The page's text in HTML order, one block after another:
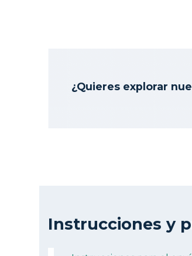
¿Quieres explorar
Instrucciones y